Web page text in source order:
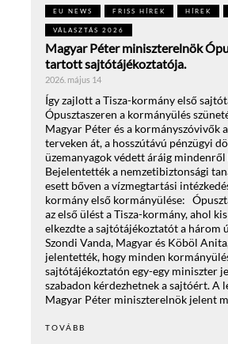
EU NEWS FRISS HÍREK HÍREK
VÁLASZTÁS 2026
Magyar Péter miniszterelnök
tartott sajtótájékoztatója.
2026. május 14
Így zajlott a Tisza-kormány első
Ópusztaszeren a kormányülés
Magyar Péter és a kormányszóvivők
terveken át, a hosszútávú pénzügyi
üzemanyagok védett áráig mindenről
Bejelentették a nemzetibiztonsági
esett bőven a vízmegtartási
kormány első kormányülése:
az első ülést a Tisza-kormány, ahol
elkezdte a sajtótájékoztatót a három
Szondi Vanda, Magyar és Köböl
jelentették, hogy minden
sajtótájékoztatón egy-egy miniszter
szabadon kérdezhetnek a sajtóért. A
Magyar Péter miniszterelnök jelent
TOVÁBB